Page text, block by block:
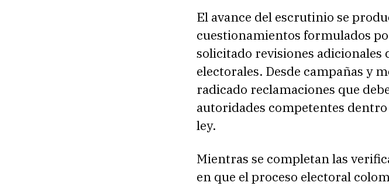
El avance del escrutinio se
cuestionamientos formulados
solicitado revisiones adicionales
electorales. Desde campañas y
radicado reclamaciones que
autoridades competentes
ley.
Mientras se completan las
en que el proceso electoral